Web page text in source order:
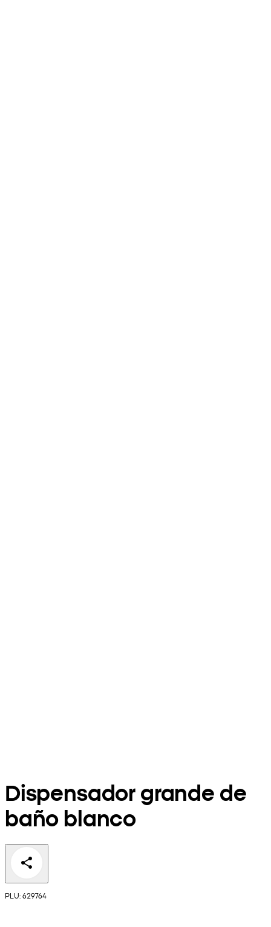
Dispensador grande de
baño blanco
PLU: 629764